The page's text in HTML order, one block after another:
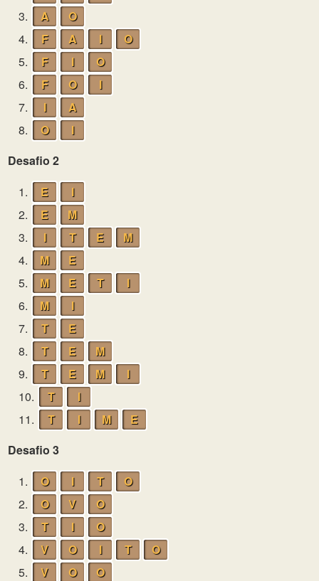
3.
A
O
4.
F A I
O
5.
F I
O
6.
F O
I
7.
I
A
8.
O
I
Desafio 2
1.
E
I
2.
E
M
3.
I T E
M
4.
M
E
5.
M E T
I
6.
M
I
7.
T
E
8.
T E
M
9.
T E M
I
10.
T
I
11.
T I M
E
Desafio 3
1.
O I T
O
2.
O V
O
3.
T I
O
4.
V O I T
O
5.
V O
O